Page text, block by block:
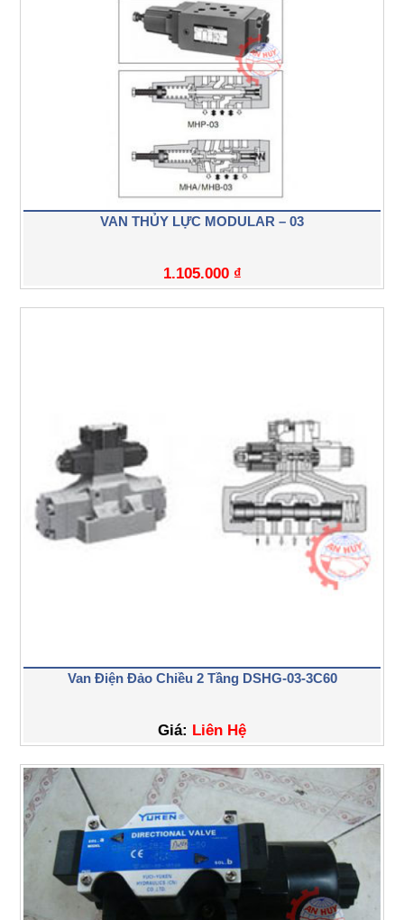
VAN THỦY LỰC MODULAR – 03
1.105.000 ₫
Van Điện Đảo Chiều 2 Tầng DSHG-03-3C60
Giá: Liên Hệ